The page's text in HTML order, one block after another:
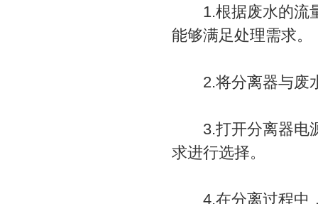
1.根据废水的流量
能够满足处理需求。
2.将分离器与废水
3.打开分离器电源
求进行选择。
4.在分离过程中，